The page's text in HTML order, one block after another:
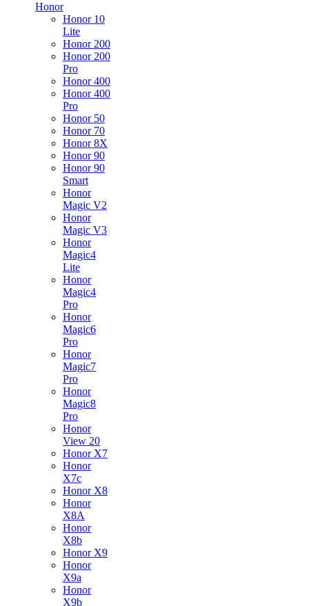
Honor
Honor 10
Lite
Honor 200
Honor 200
Pro
Honor 400
Honor 400
Pro
Honor 50
Honor 70
Honor 8X
Honor 90
Honor 90
Smart
Honor
Magic V2
Honor
Magic V3
Honor
Magic4
Lite
Honor
Magic4
Pro
Honor
Magic6
Pro
Honor
Magic7
Pro
Honor
Magic8
Pro
Honor
View 20
Honor X7
Honor
X7c
Honor X8
Honor
X8A
Honor
X8b
Honor X9
Honor
X9a
Honor
X9b